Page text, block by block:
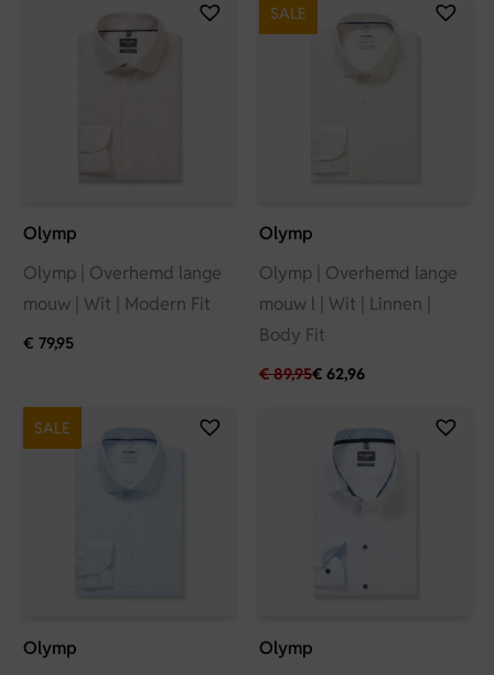
Olymp
Olymp | Overhemd lange
mouw | Wit | Modern Fit
€ 79,95
Olymp
SALE
Olymp | Overhemd lange
mouw l | Wit | Linnen |
Body Fit
€89,95€ 62,96
Olymp
SALE
Olymp